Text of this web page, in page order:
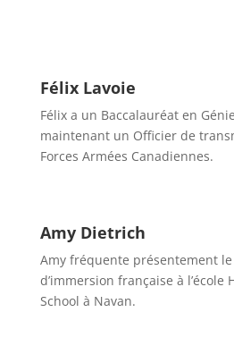
Félix Lavoie
Félix a un Baccalauréat en
maintenant un Officier de
Forces Armées Canadiennes.
Amy Dietrich
Amy fréquente présentement
d’immersion française à l’école
School à Navan.